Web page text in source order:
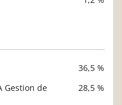
36,5 %
Gestion de
28,5 %